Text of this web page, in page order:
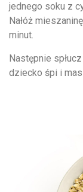
jednego soku z
Nałóż
minut.
Następnie
dziecko śpi i